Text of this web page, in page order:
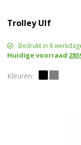
Trolley Ulf
Bedrukt in 8
Huidige voorraad